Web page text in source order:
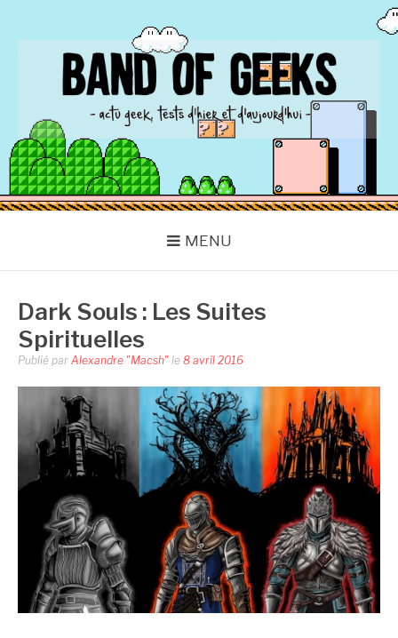
BAND OF GEEKS
Actu Geek d'hier et d'aujourd'hui
MENU
Dark Souls : Les Suites
Spirituelles
Publié par Alexandre "Macsh" le 8 avril 2016